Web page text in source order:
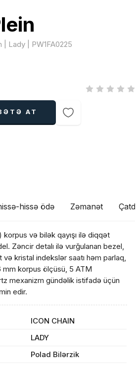
| Lady | PW1FA0225
AT
hissə ödə Zəmanət
korpus və bilək qayışı ilə diqqət
Zəncir detalı ilə vurğulanan bezel,
və kristal indekslər saatı həm parlaq,
mm korpus ölçüsü, 5 ATM
mexanizm gündəlik istifadə üçün
edir.
ICON CHAIN
LADY
Polad Bilərzik